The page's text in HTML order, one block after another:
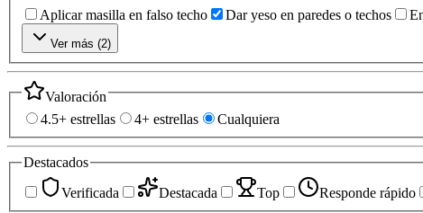
Aplicar masilla en falso techo
Dar yeso en paredes o techos
Ver más (2)
Valoración
4.5+ estrellas
4+ estrellas Cualquiera
Destacados
Verificada
Destacada Top Responde rápido